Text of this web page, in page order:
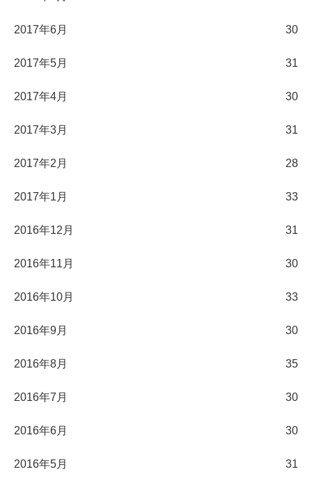
2017年6月 30
2017年5月 31
2017年4月 30
2017年3月 31
2017年2月 28
2017年1月 33
2016年12月 31
2016年11月 30
2016年10月 33
2016年9月 30
2016年8月 35
2016年7月 30
2016年6月 30
2016年5月 31